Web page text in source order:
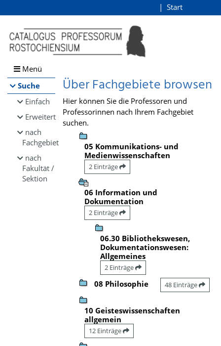
Browsen
direkt zum Inhalt
Start
Menü
Suche
Einfach
Erweitert
nach
Fachgebiet
nach
Fakultät /
Sektion
Über Fachgebiete browsen
Hier können Sie die Professoren und
Professorinnen nach Ihrem Fachgebiet
suchen.
05 Kommunikations- und
Medienwissenschaften
2 Einträge
06 Information und
Dokumentation
2 Einträge
06.30 Bibliothekswesen,
Dokumentationswesen:
Allgemeines
2 Einträge
08 Philosophie 48 Einträge
10 Geisteswissenschaften
allgemein
12 Einträge